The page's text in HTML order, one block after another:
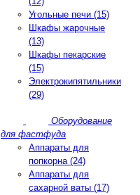
Угольные печи (15)
Шкафы жарочные
(13)
Шкафы пекарские
(15)
Электрокипятильники
(29)
Оборудование
для фастфуда
Аппараты для
попкорна (24)
Аппараты для
сахарной ваты (17)